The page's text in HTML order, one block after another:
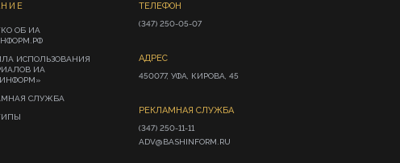
ОБ ИА
ИСПОЛЬЗОВАНИЯ
ИА
СЛУЖБА
ТЕЛЕФОН
(347) 250-05-07
АДРЕС
450077, УФА, КИРОВА, 45
РЕКЛАМНАЯ СЛУЖБА
(347) 250-11-11
ADV@BASHINFORM.RU